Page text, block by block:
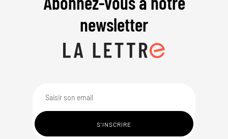
newsletter